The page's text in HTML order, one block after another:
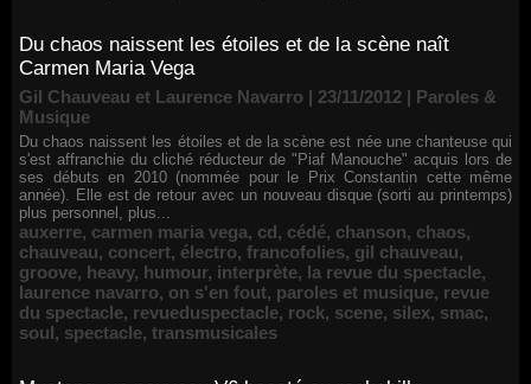
Du chaos naissent les étoiles et de la scène naît
Carmen Maria Vega
Gil Chauveau et Laurence Navarro | 23/11/2012 | Paroles &
Musique
Du chaos naissent les étoiles et de la scène est née une chanteuse qui
s'est affranchie du cliché réducteur de "Piaf Manouche" acquis lors de
ses débuts en 2010 (nommée pour le Prix Constantin cette même
année). Elle est de retour avec un nouveau disque (sorti au printemps)
plus personnel, plus...
auxerre, carmen maria vega, cd, cédé, chanson, chaos,
chauveau, concert, électro, francofolies, gil chauveau,
groove, heavy, humour, interprète, la revue du spectacle,
laurence navarro, on s'en fout, paroles et musique, revue
du spectacle, revueduspectacle, rock, scene, silex, smac,
soul, spectacle, transmusicales